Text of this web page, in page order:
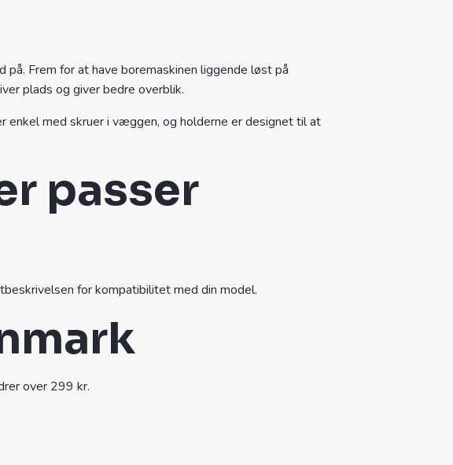
Frem for at have boremaskinen liggende løst på
plads og giver bedre overblik.
enkel med skruer i væggen, og holderne er designet til at
passer
for kompatibilitet med din model.
over 299 kr.